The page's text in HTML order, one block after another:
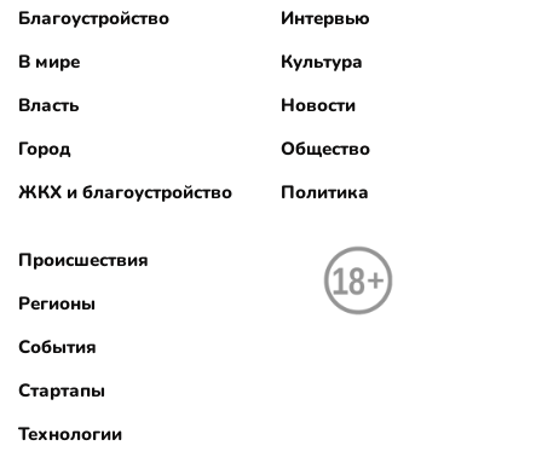
Благоустройство
В мире
Власть
Город
ЖКХ и благоустройство
Интервью
Культура
Новости
Общество
Политика
Происшествия
Регионы
События
Стартапы
Технологии